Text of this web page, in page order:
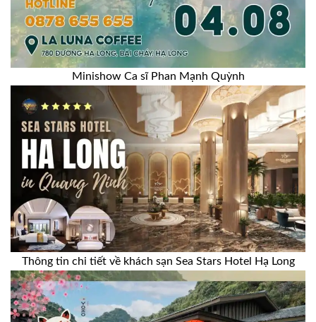
Minishow Ca sĩ Phan Mạnh Quỳnh
Thông tin chi tiết về khách sạn Sea Stars Hotel Hạ Long